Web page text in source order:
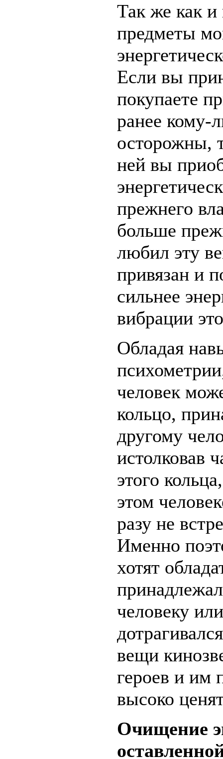
Так же как и
предметы
Если вы
покупаете
ранее кому-
осторожны,
ней вы
прежнего
больше
любил эту
привязан и
сильнее
вибрации
Обладая
человек
кольцо,
другому
истолковав
этого
этом
разу не
Именно
хотят
человеку
вещи
героев и им
высоко
Очищение